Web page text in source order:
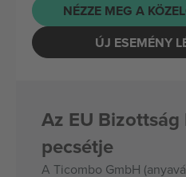
NÉZZE MEG A
ÚJ ESEMÉNY
Az EU
pecsétje
A Ticombo GmbH